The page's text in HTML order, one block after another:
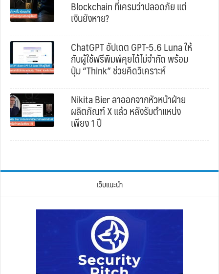
Blockchain ที่เครมว่าปลอดภัย แต่
เงินยังหาย?
ChatGPT อัปเดต GPT-5.6 Luna ให้
กับผู้ใช้ฟรีพิมพ์คุยได้ไม่จำกัด พร้อม
ปุ่ม “Think” ช่วยคิดวิเคราะห์
Nikita Bier ลาออกจากหัวหน้าฝ่าย
ผลิตภัณฑ์ X แล้ว หลังรับตำแหน่ง
เพียง 1 ปี
เว็บแนะนำ